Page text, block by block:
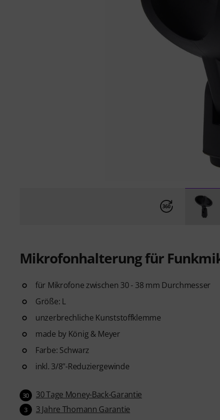
Mikrofonhalterung für
für Mikrofone zwischen 30 - 38 mm Durchmesser
Größe: L
unzerbrechliche Kunststoffklemme
made by König & Meyer
Farbe: Schwarz
inkl. 3/8"-Reduziergewinde
30 30 Tage Money-Back-Garantie
3 3 Jahre Thomann Garantie